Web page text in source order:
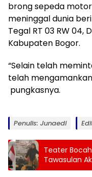
brong sepeda
meninggal dunia
Tegal RT 03 RW 04,
Kabupaten Bogor.
“Selain telah
telah
pungkasnya.
Penulis: Junaedi
Teater
Tawasulan